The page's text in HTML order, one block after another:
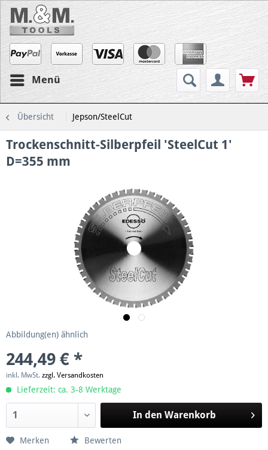
Menü
Übersicht Jepson/SteelCut
Trockenschnitt-Silberpfeil 'SteelCut 1'
D=355 mm
Abbildung(en) ähnlich
244,49 € *
inkl. MwSt. zzgl. Versandkosten
Lieferzeit: ca. 3-8 Werktage
In den Warenkorb
Merken Bewerten